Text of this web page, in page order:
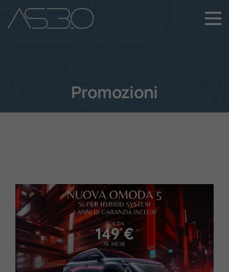
+39 049 899 4411
Auto Usate
Novità Sui Nostri Veicoli
Lavora Con Noi
Promozioni